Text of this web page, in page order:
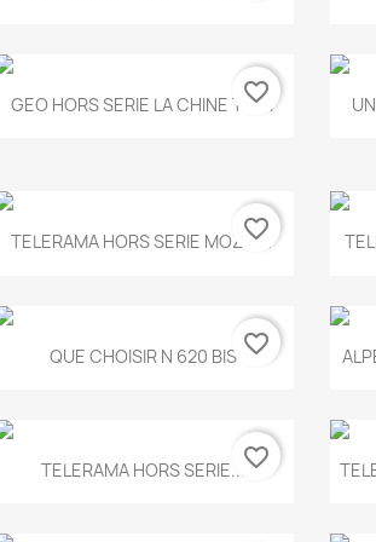
Aperçu rapide
GEO HORS SERIE LA CHINE T.497
favorite_border
Aperçu rapide
TELERAMA HORS SERIE MOZART
favorite_border
Aperçu rapide
QUE CHOISIR N 620 BIS favorite_border
Aperçu rapide
TELERAMA HORS SERIE...favorite_border